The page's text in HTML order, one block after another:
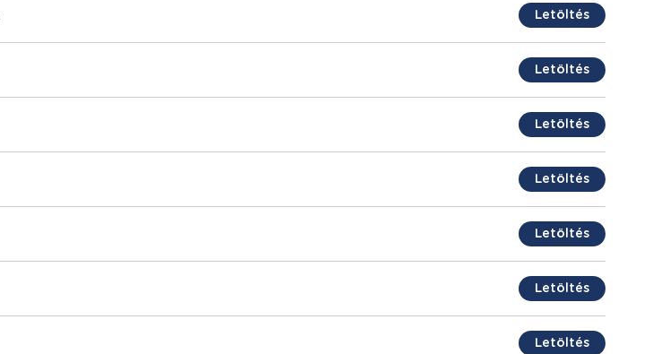
Letöltés
Letöltés
Letöltés
Letöltés
Letöltés
Letöltés
Letöltés